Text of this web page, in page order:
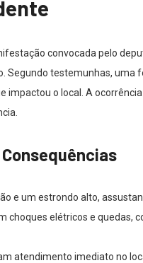
convocada pelo
Segundo testemunhas,
impactou o local. A
e um estrondo alto,
choques elétricos e quedas,
atendimento imediato no